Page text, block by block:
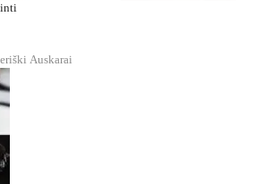
Auskarai